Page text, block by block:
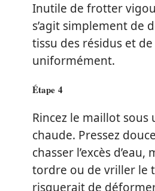
Inutile de frotter
s’agit simplement de
tissu des résidus et
uniformément.
Étape 4
Rincez le maillot sous
chaude. Pressez
chasser l’excès d’eau,
tordre ou de vriller le
risquerait de